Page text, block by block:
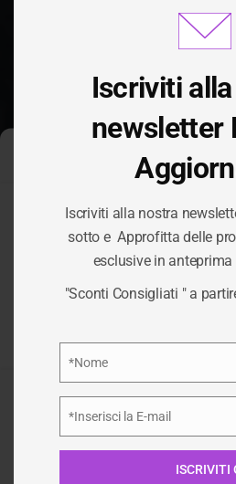
Gestisci
Per fornire le migliori esperienze,
cookie per memorizzare e/o
dispositivo. Il consenso a queste
elaborare dati come il
Accetta
Nega
Visualizza le
BRIXIA-
HOME/SCONTI
Iscriviti
newsletter
Iscriviti alla nostra
sotto e Approfitta delle
esclusive in
"Sconti Consigliati " a
*Nome
*Inserisci la E-mail
ISCRIVITI